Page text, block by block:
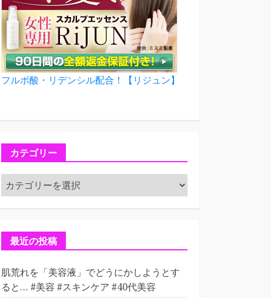
フルボ酸・リデンシル配合！【リジュン】
カテゴリー
カ
テ
ゴ
ー最近の投稿
肌荒れを「美容液」でどうにかしようとす
ると… #美容 #スキンケア #40代美容